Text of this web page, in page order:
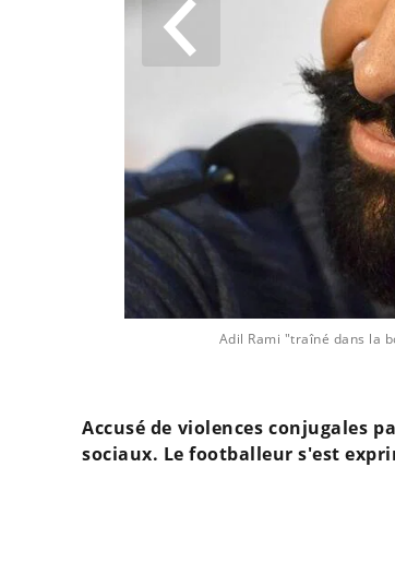
Adil Rami "traîné dans la
Accusé de violences conjugales
sociaux. Le footballeur s'est